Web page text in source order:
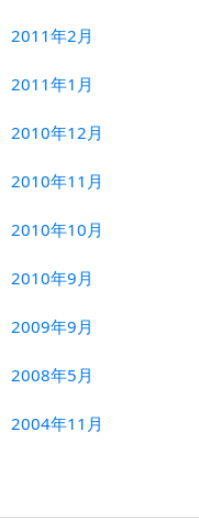
2011年2月
2011年1月
2010年12月
2010年11月
2010年10月
2010年9月
2009年9月
2008年5月
2004年11月